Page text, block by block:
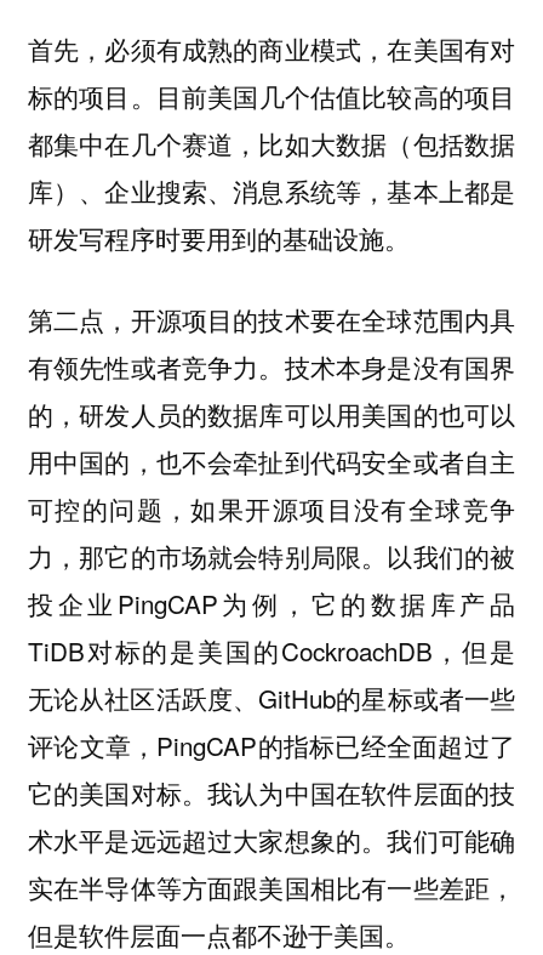
首先，必须有成熟的商业模式，在美国有对
标的项目。 目前美国几个估值比较高的项目
都集中在几个赛道，比如大数据（包括数据
库）、企业搜索、消息系统等，基本上都是
研发写程序时要用到的基础设施。
第二点，开源项目的技术要在全球范围内具
有领先性或者竞争力。 技术本身是没有国界
的，研发人员的数据库可以用美国的也可以
用中国的，也不会牵扯到代码安全或者自主
可控的问题，如果开源项目没有全球竞争
力，那它的市场就会特别局限。以我们的被
投企业PingCAP为例，它的数据库产品
TiDB对标的是美国的CockroachDB，但是
无论从社区活跃度、GitHub的星标或者一些
评论文章，PingCAP的指标已经全面超过了
它的美国对标。我认为中国在软件层面的技
术水平是远远超过大家想象的。我们可能确
实在半导体等方面跟美国相比有一些差距，
但是软件层面一点都不逊于美国。